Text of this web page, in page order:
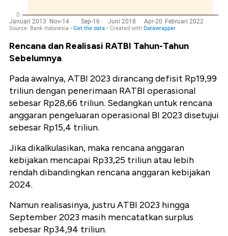
Rencana dan Realisasi RATBI Tahun-Tahun
Sebelumnya
Pada awalnya, ATBI 2023 dirancang defisit Rp19,99
triliun dengan penerimaan RATBI operasional
sebesar Rp28,66 triliun. Sedangkan untuk rencana
anggaran pengeluaran operasional BI 2023 disetujui
sebesar Rp15,4 triliun.
Jika dikalkulasikan, maka rencana anggaran
kebijakan mencapai Rp33,25 triliun atau lebih
rendah dibandingkan rencana anggaran kebijakan
2024.
Namun realisasinya, justru ATBI 2023 hingga
September 2023 masih mencatatkan surplus
sebesar Rp34,94 triliun.